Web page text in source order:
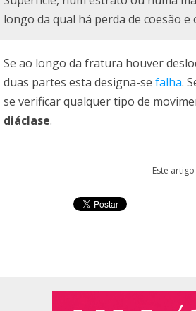
longo da qual há perda de coesão
Se ao longo da fratura houver
duas partes esta designa-se falha.
se verificar qualquer tipo de
diáclase.
Este